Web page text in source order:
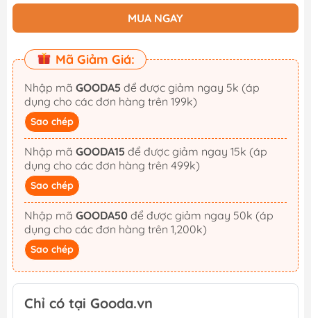
MUA NGAY
Mã Giảm Giá:
Nhập mã GOODA5
dụng cho các đơn hàng trên 199k)
Sao chép
Nhập mã GOODA15
dụng cho các đơn hàng trên 499k)
Sao chép
Nhập mã GOODA50
dụng cho các đơn hàng trên 1,200k)
Sao chép
Chỉ có tại Gooda.vn